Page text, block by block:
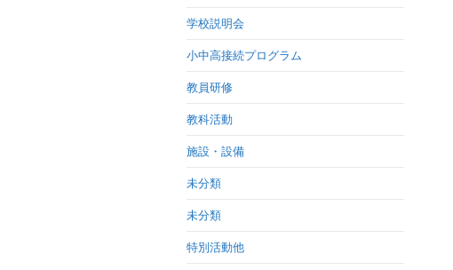
学校説明会
小中高接続プログラム
教員研修
教科活動
施設・設備
未分類
未分類
特別活動他